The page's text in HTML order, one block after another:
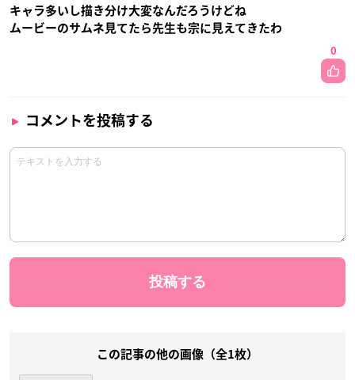
キャラ多いし描き分け大変なんだろうけどね
ムービーのサムネ見てたら先生も宗に見えてきたわ
0
コメントを投稿する
この記事の他の画像（全1枚）